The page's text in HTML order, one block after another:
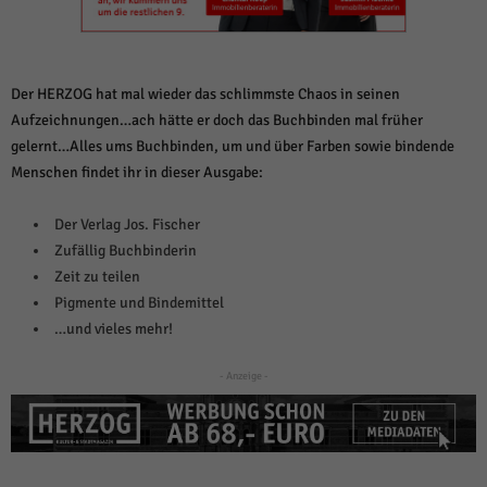
Der HERZOG hat mal wieder das schlimmste Chaos in seinen
Aufzeichnungen…ach hätte er doch das Buchbinden mal früher
gelernt…Alles ums Buchbinden, um und über Farben sowie bindende
Menschen findet ihr in dieser Ausgabe:
Der Verlag Jos. Fischer
Zufällig Buchbinderin
Zeit zu teilen
Pigmente und Bindemittel
…und vieles mehr!
- Anzeige -
Zurück
Datenschutzeinstellungen
Essenziell (1)
Statistiken (1)
Statistik Cookies erfassen Informationen anonym. Diese Informationen helfen
uns zu verstehen, wie unsere Besucher unsere Website nutzen.
Cookie-Informationen anzeigen
Marketing (1)
Marketing-Cookies werden von Drittanbietern oder Publishern verwendet,